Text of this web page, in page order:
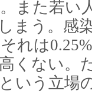
また若い
まう。感
れは
くない。
いう立場